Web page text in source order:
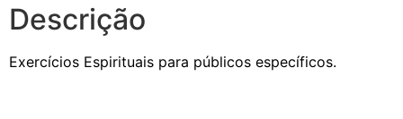
Descrição
Exercícios Espirituais para públicos específicos.